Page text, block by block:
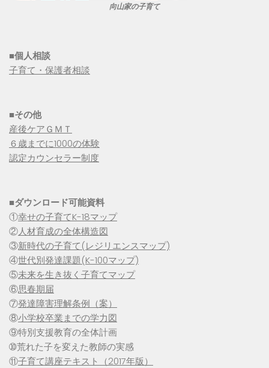
向山家の子育て
■個人相談
子育て・保護者相談
■その他
産後ケアＧＭＴ
６歳までに1000の体験
認定カウンセラー制度
■ダウンロード可能資料
①幸せの子育てK-18マップ
②人材育成の全体構造図
③新時代の子育て(レジリエンスマップ)
④世代別発達課題(K-100マップ)
⑤未来を生き抜く子育てマップ
⑥思春期届
⑦発達障害理解条例（案）
⑧小学校卒業までの学力図
⑨特別支援教育の全体計画
➉荒れた子を変えた教師の実感
⑪子育て講座テキスト（2017年版）